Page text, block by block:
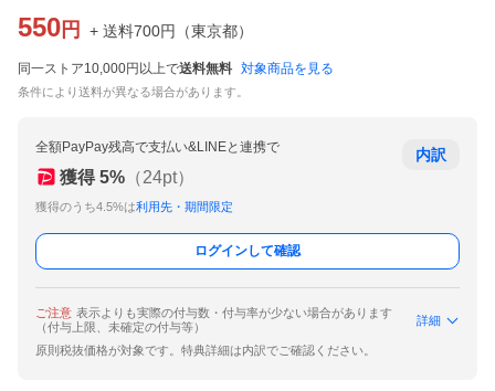
550 円 + 送料700円 （東京都）
同一ストア10,000円以上で送料無料 対象商品を見る
条件により送料が異なる場合があります。
全額PayPay残高で支払い&LINEと連携で
獲得 5% （24pt）
獲得のうち4.5%は利用先・期間限定
内訳
ログインして確認
ご注意 表示よりも実際の付与数・付与率が少ない場合があります
（付与上限、未確定の付与等）
詳細
原則税抜価格が対象です。特典詳細は内訳でご確認ください。